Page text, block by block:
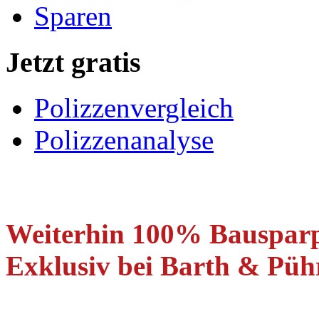
Sparen
Jetzt gratis
Polizzenvergleich
Polizzenanalyse
Weiterhin 100%
Exklusiv bei Barth &